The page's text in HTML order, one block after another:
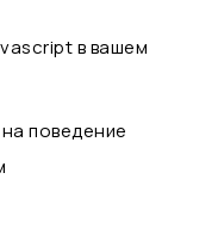
в вашем
поведение